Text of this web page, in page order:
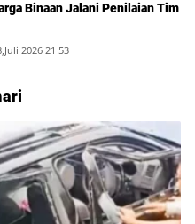
Binaan Jalani Penilaian Tim
2026 21 53